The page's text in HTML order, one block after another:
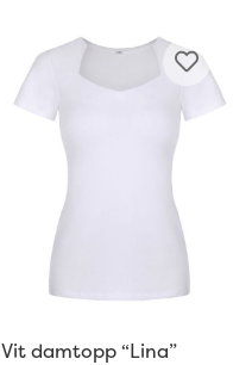
Vit damtopp “Lina”